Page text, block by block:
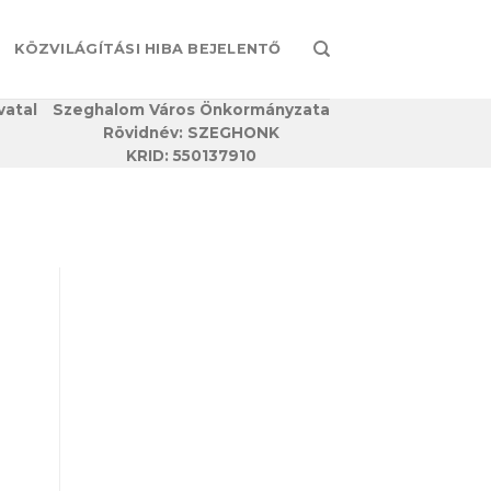
KÖZVILÁGÍTÁSI HIBA BEJELENTŐ
Szeghalom Város Önkormányzata
Rövidnév: SZEGHONK
KRID: 550137910